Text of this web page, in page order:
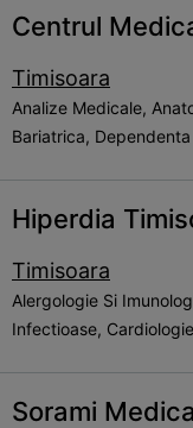
Centrul
Timisoara
Analize Medicale,
Bariatrica,
Hiperdia
Timisoara
Alergologie Si
Infectioase,
Sorami